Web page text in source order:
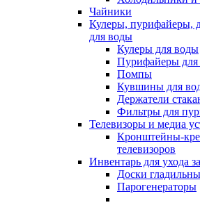
Чайники
Кулеры, пурифайеры,
для воды
Кулеры для воды
Пурифайеры
Помпы
Кувшины для
Держатели
Фильтры для
Телевизоры и медиа
Кронштейны-
телевизоров
Инвентарь для ухода
Доски
Парогенераторы